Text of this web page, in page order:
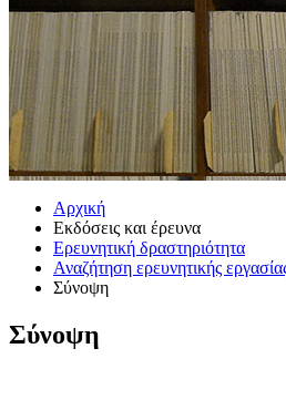
Αρχική
Εκδόσεις και έρευνα
Ερευνητική δραστηριότητα
Αναζήτηση ερευνητικής
Σύνοψη
Σύνοψη